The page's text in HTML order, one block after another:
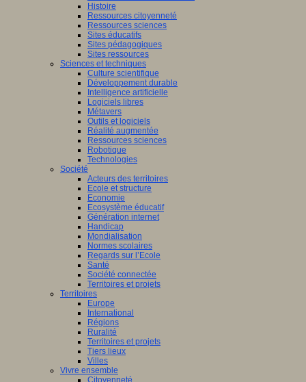
Histoire
Ressources citoyenneté
Ressources sciences
Sites éducatifs
Sites pédagogiques
Sites ressources
Sciences et techniques
Culture scientifique
Développement durable
Intelligence artificielle
Logiciels libres
Métavers
Outils et logiciels
Réalité augmentée
Ressources sciences
Robotique
Technologies
Société
Acteurs des territoires
Ecole et structure
Economie
Ecosystème éducatif
Génération internet
Handicap
Mondialisation
Normes scolaires
Regards sur l’Ecole
Santé
Société connectée
Territoires et projets
Territoires
Europe
International
Régions
Ruralité
Territoires et projets
Tiers lieux
Villes
Vivre ensemble
Citoyenneté